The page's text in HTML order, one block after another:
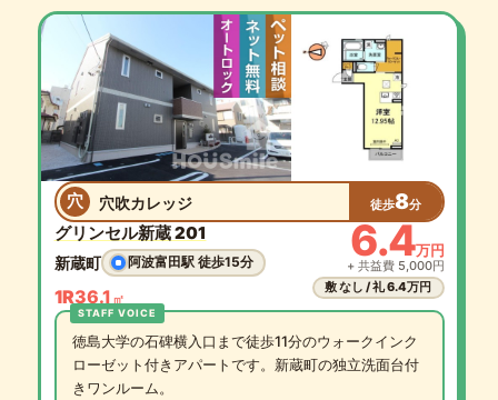
穴 穴吹カレッジ 徒歩8分
グリンセル新蔵 201
新蔵町 阿波富田駅 徒歩15分
1R36.1 ㎡
6.4万円
+ 共益費 5,000円
敷 なし / 礼 6.4万円
徳島大学の石碑横入口まで徒歩11分のウォークインク
ローゼット付きアパートです。新蔵町の独立洗面台付
きワンルーム。